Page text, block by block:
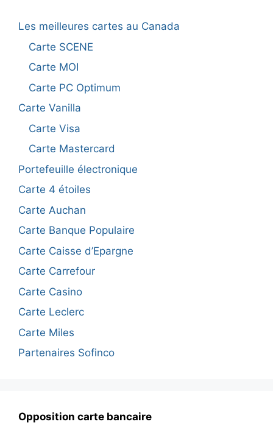
Les meilleures cartes au Canada
Carte SCENE
Carte MOI
Carte PC Optimum
Carte Vanilla
Carte Visa
Carte Mastercard
Portefeuille électronique
Carte 4 étoiles
Carte Auchan
Carte Banque Populaire
Carte Caisse d’Epargne
Carte Carrefour
Carte Casino
Carte Leclerc
Carte Miles
Partenaires Sofinco
Opposition carte bancaire